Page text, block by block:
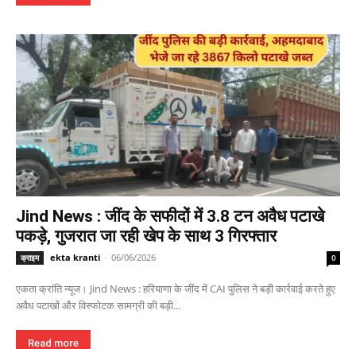
Jind News : जींद के सफीदों में 3.8 टन अवैध पटाखे
पकड़े, गुजरात जा रही खेप के साथ 3 गिरफ्तार
क्राइम ekta kranti - 06/06/2026 0
एकता क्रांति न्यूज। Jind News : हरियाणा के जींद में CAI पुलिस ने बड़ी कार्रवाई करते हुए
अवैध पटाखों और विस्फोटक सामग्री की बड़ी...
Read more